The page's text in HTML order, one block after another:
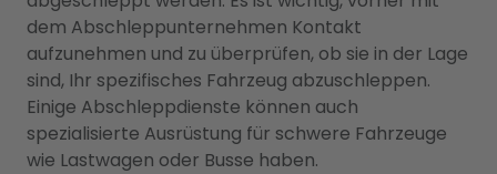
dem Abschleppunternehmen Kontakt
aufzunehmen und zu überprüfen, ob sie in der Lage
sind, Ihr spezifisches Fahrzeug abzuschleppen.
Einige Abschleppdienste können auch
spezialisierte Ausrüstung für schwere Fahrzeuge
wie Lastwagen oder Busse haben.